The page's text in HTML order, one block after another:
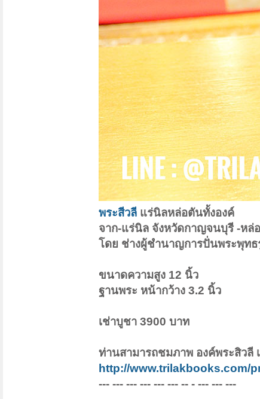
พระสีวลี แร่นิลหล่อตันทั้งองค์
จาก-แร่นิล จังหวัดกาญจนบุรี -หล่
โดย ช่างผู้ชำนาญการปั่นพระพุทธ
ขนาดความสูง 12 นิ้ว
ฐานพระ หน้ากว้าง 3.2 นิ้ว
เช่าบูชา 3900 บาท
ท่านสามารถชมภาพ องค์พระสิวลี
http://www.trilakbooks.com/
--- --- --- --- --- --- -- - --- --- ---